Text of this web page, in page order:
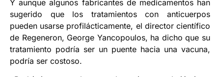
Y aunque algunos fabricantes de medicamentos han
sugerido que los tratamientos con anticuerpos
pueden usarse profilácticamente, el director científico
de Regeneron, George Yancopoulos, ha dicho que su
tratamiento podría ser un puente hacia una vacuna,
podría ser costoso.